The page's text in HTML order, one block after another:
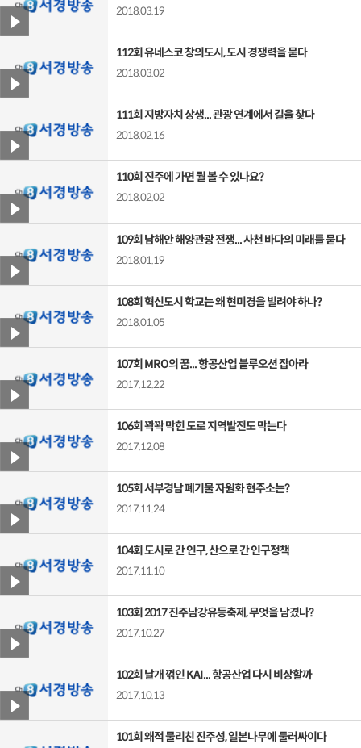
2018.03.19
112회 유네스코 창의도시, 도시 경쟁력을 묻다
2018.03.02
111회 지방자치 상생... 관광 연계에서 길을 찾다
2018.02.16
110회 진주에 가면 뭘 볼 수 있나요?
2018.02.02
109회 남해안 해양관광 전쟁... 사천 바다의 미래를 묻다
2018.01.19
108회 혁신도시 학교는 왜 현미경을 빌려야 하나?
2018.01.05
107회 MRO의 꿈... 항공산업 블루오션 잡아라
2017.12.22
106회 꽉꽉 막힌 도로 지역발전도 막는다
2017.12.08
105회 서부경남 폐기물 자원화 현주소는?
2017.11.24
104회 도시로 간 인구, 산으로 간 인구정책
2017.11.10
103회 2017 진주남강유등축제, 무엇을 남겼나?
2017.10.27
102회 날개 꺾인 KAI... 항공산업 다시 비상할까
2017.10.13
101회 왜적 물리친 진주성, 일본나무에 둘러싸이다